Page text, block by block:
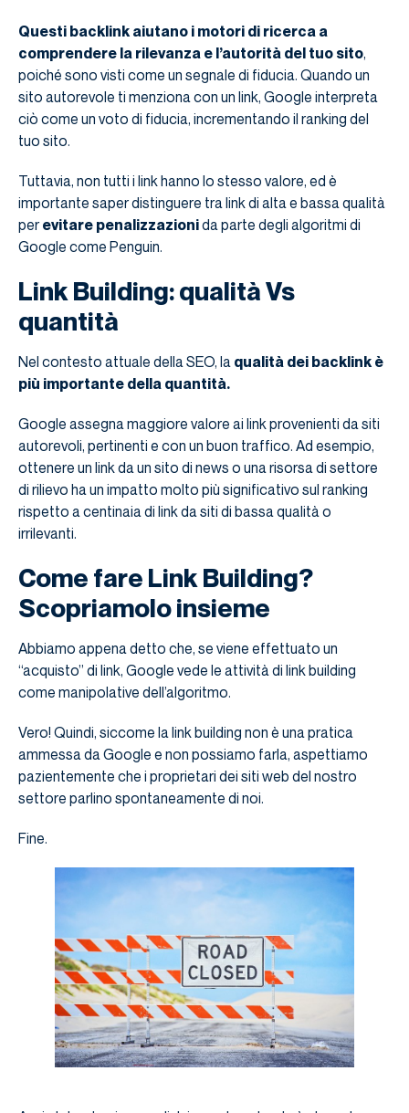
Questi backlink aiutano i motori di ricerca a
comprendere la rilevanza e l’autorità del tuo sito,
poiché sono visti come un segnale di fiducia. Quando un
sito autorevole ti menziona con un link, Google interpreta
ciò come un voto di fiducia, incrementando il ranking del
tuo sito.
Tuttavia, non tutti i link hanno lo stesso valore, ed è
importante saper distinguere tra link di alta e bassa qualità
perevitare penalizzazionida parte degli algoritmi di
Google come Penguin.
Link Building: qualità Vs
quantità
Nel contesto attuale della SEO, la qualità dei backlink è
più importante della quantità.
Google assegna maggiore valore ai link provenienti da siti
autorevoli, pertinenti e con un buon traffico. Ad esempio,
ottenere un link da un sito di news o una risorsa di settore
di rilievo ha un impatto molto più significativo sul ranking
rispetto a centinaia di link da siti di bassa qualità o
irrilevanti.
Come fare Link Building?
Scopriamolo insieme
Abbiamo appena detto che, se viene effettuato un
“acquisto” di link, Google vede le attività di link building
come manipolative dell’algoritmo.
Vero! Quindi, siccome la link building non è una pratica
ammessa da Google e non possiamo farla, aspettiamo
pazientemente che i proprietari dei siti web del nostro
settore parlino spontaneamente di noi.
Fine.